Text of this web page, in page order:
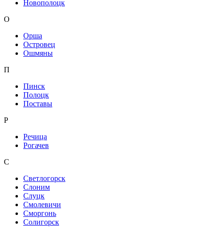
Новополоцк
О
Орша
Островец
Ошмяны
П
Пинск
Полоцк
Поставы
Р
Речица
Рогачев
С
Светлогорск
Слоним
Слуцк
Смолевичи
Сморгонь
Солигорск